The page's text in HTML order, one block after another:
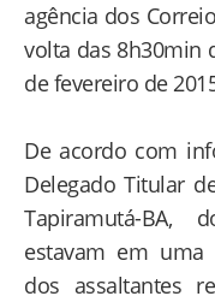
agência dos
volta das 8h30min
de fevereiro de
De acordo com
Delegado Titular
Tapiramutá-BA,
estavam em
dos assaltantes